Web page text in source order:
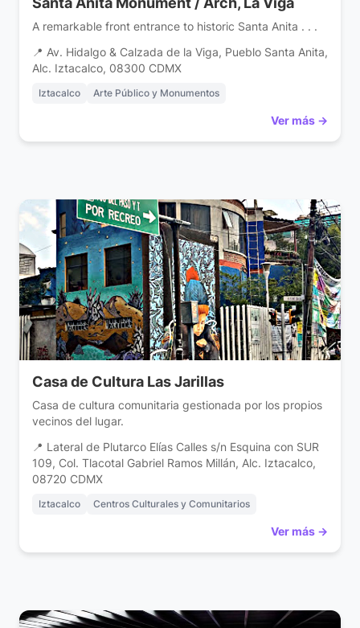
A remarkable front entrance to historic Santa Anita . . .
📍 Av. Hidalgo & Calzada de la Viga, Pueblo Santa Anita,
Alc. Iztacalco, 08300 CDMX
Iztacalco Arte Público y Monumentos
Ver más →
Casa de Cultura Las Jarillas
Casa de cultura comunitaria gestionada por los propios
vecinos del lugar.
📍 Lateral de Plutarco Elías Calles s/n Esquina con SUR
109, Col. Tlacotal Gabriel Ramos Millán, Alc. Iztacalco,
08720 CDMX
Iztacalco Centros Culturales y Comunitarios
Ver más →